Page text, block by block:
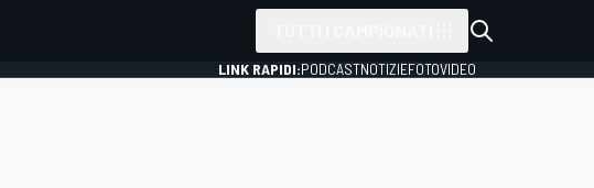
LINK RAPIDI:PODCASTNOTIZIEFOTOVIDEO